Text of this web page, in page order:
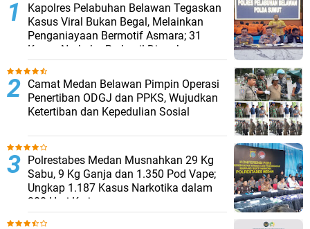
Kapolres Pelabuhan Belawan Tegaskan
Kasus Viral Bukan Begal, Melainkan
Penganiayaan Bermotif Asmara; 31
Kasus Narkoba Berhasil Diungkap
Camat Medan Belawan Pimpin Operasi
Penertiban ODGJ dan PPKS, Wujudkan
Ketertiban dan Kepedulian Sosial
Polrestabes Medan Musnahkan 29 Kg
Sabu, 9 Kg Ganja dan 1.350 Pod Vape;
Ungkap 1.187 Kasus Narkotika dalam
300 Hari Kerja